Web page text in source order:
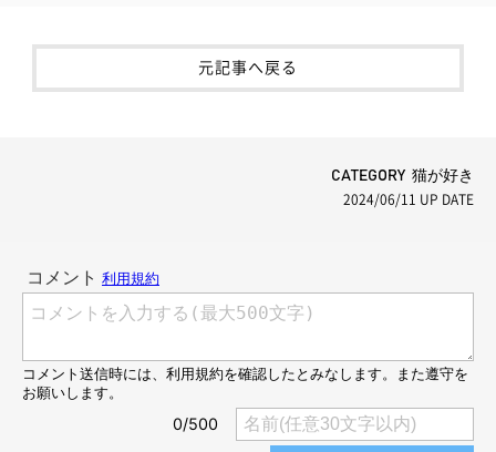
元記事へ戻る
CATEGORY 猫が好き
2024/06/11 UP DATE